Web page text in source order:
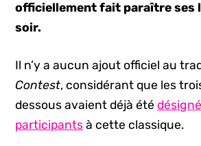
officiellement fait paraître ses
soir.
Il n’y a aucun ajout officiel au
Contest, considérant que les
dessous avaient déjà été
participants à cette classique.